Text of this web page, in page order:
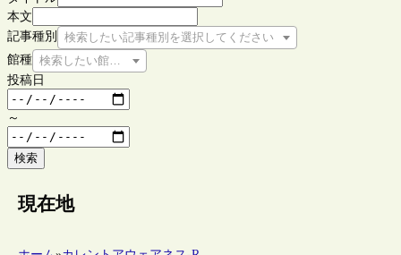
本文
記事種別
検索したい記事種別を選択してください
館種 検索したい館種を選択してください
投稿日
～
検索
現在地